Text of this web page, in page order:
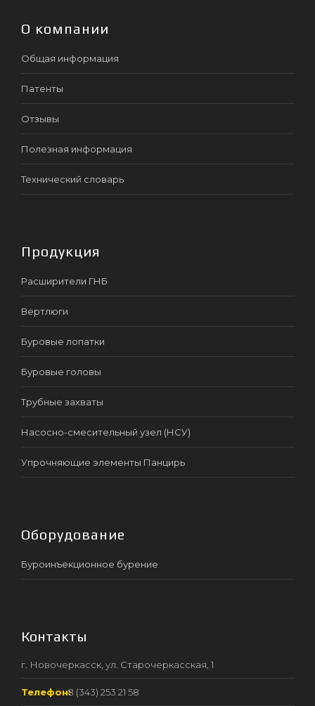
О компании
Общая информация
Патенты
Отзывы
Полезная информация
Технический словарь
Продукция
Расширители ГНБ
Вертлюги
Буровые лопатки
Буровые головы
Трубные захваты
Насосно-смесительный узел (НСУ)
Упрочняющие элементы Панцирь
Оборудование
Буроинъекционное бурение
Контакты
г. Новочеркасск, ул. Старочеркасская, 1
Телефон:8 (343) 253 21 58